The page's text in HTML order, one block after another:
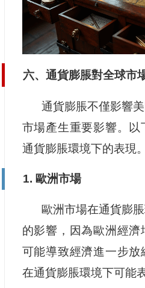
六、通貨膨脹對全球市
通貨膨脹不僅影響
市場產生重要影響。以
通貨膨脹環境下的表現。
1. 歐洲市場
歐洲市場在通貨膨
的影響，因為歐洲經
可能導致經濟進一步
在通貨膨脹環境下可能